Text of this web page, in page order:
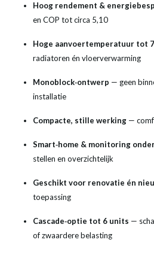
Hoog rendement &
en COP tot circa 5,10
Hoge aanvoertemperatuur tot
radiatoren én vloerverwarming
Monoblock‑ontwerp — geen
installatie
Compacte, stille werking —
Smart‑home & monitoring
stellen en overzichtelijk
Geschikt voor renovatie én
toepassing
Cascade‑optie tot 6 units —
of zwaardere belasting